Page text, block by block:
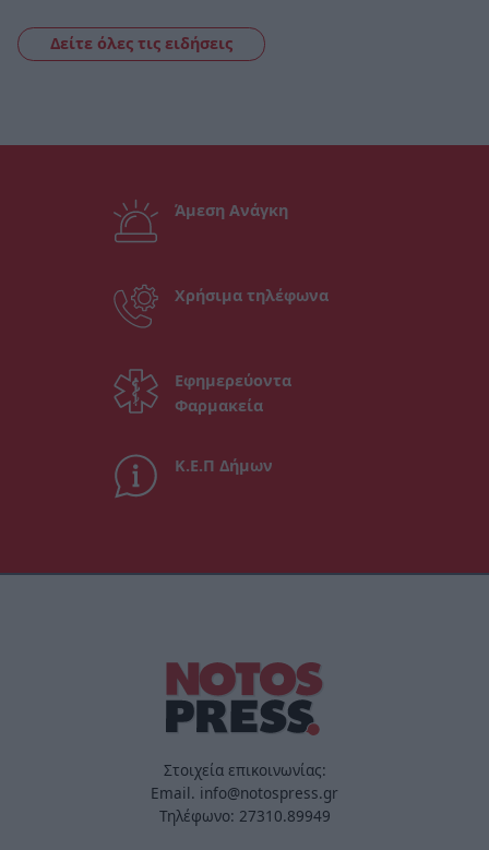
Δείτε όλες τις ειδήσεις
Άμεση Ανάγκη
Χρήσιμα τηλέφωνα
Εφημερεύοντα
Φαρμακεία
Κ.Ε.Π Δήμων
Στοιχεία επικοινωνίας:
Email. info@notospress.gr
Τηλέφωνο: 27310.89949